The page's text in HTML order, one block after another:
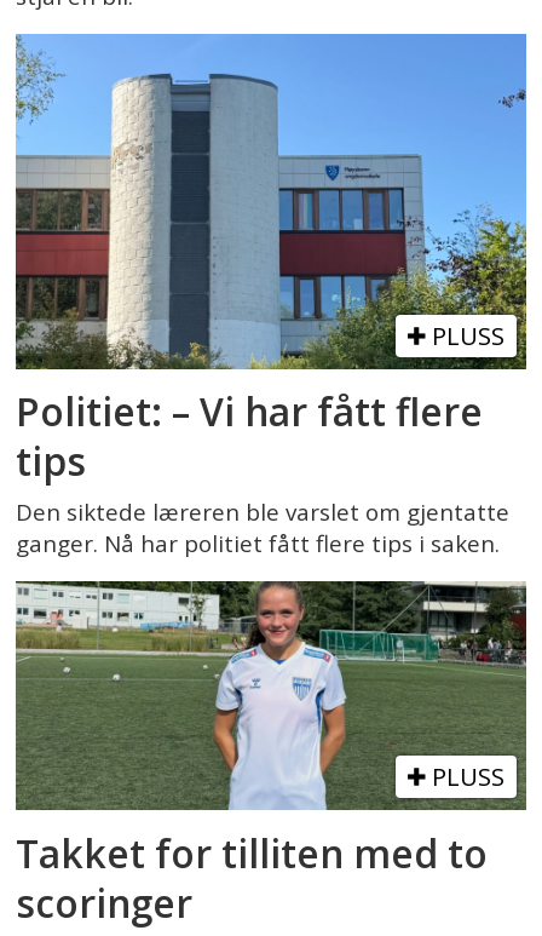
PLUSS
Politiet: – Vi har fått flere
tips
Den siktede læreren ble varslet om gjentatte
ganger. Nå har politiet fått flere tips i saken.
PLUSS
Takket for tilliten med to
scoringer